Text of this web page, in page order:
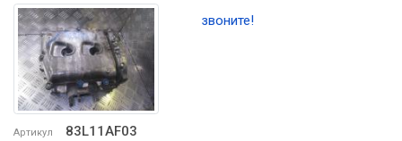
Артикул 83L11AF03
звоните!